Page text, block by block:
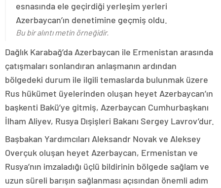
esnasında ele geçirdiği yerleşim yerleri
Azerbaycan’ın denetimine geçmiş oldu.
Bu bir alıntı metin örneğidir.
Dağlık Karabağ’da Azerbaycan ile Ermenistan arasında
çatışmaları sonlandıran anlaşmanın ardından
bölgedeki durum ile ilgili temaslarda bulunmak üzere
Rus hükümet üyelerinden oluşan heyet Azerbaycan’ın
başkenti Bakü’ye gitmiş, Azerbaycan Cumhurbaşkanı
İlham Aliyev, Rusya Dışişleri Bakanı Sergey Lavrov’dur.
Başbakan Yardımcıları Aleksandr Novak ve Aleksey
Overçuk oluşan heyet Azerbaycan, Ermenistan ve
Rusya’nın imzaladığı üçlü bildirinin bölgede sağlam ve
uzun süreli barışın sağlanması açısından önemli adım